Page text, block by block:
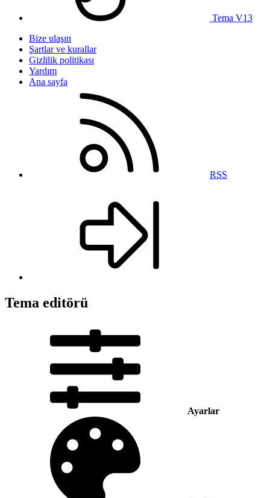
Tema V13
Bize ulaşın
Şartlar ve kurallar
Gizlilik politikası
Yardım
Ana sayfa
RSS
Tema editörü
Ayarlar